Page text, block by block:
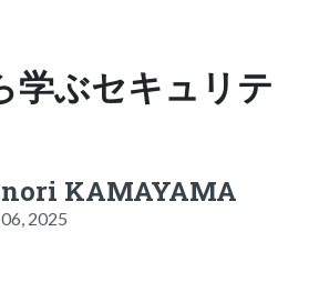
学ぶセキュリテ
KAMAYAMA
2025